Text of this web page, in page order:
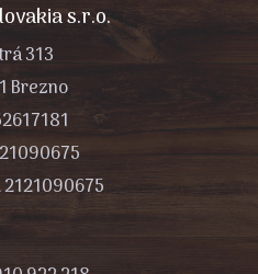
s.r.o.
313
Brezno
2121090675